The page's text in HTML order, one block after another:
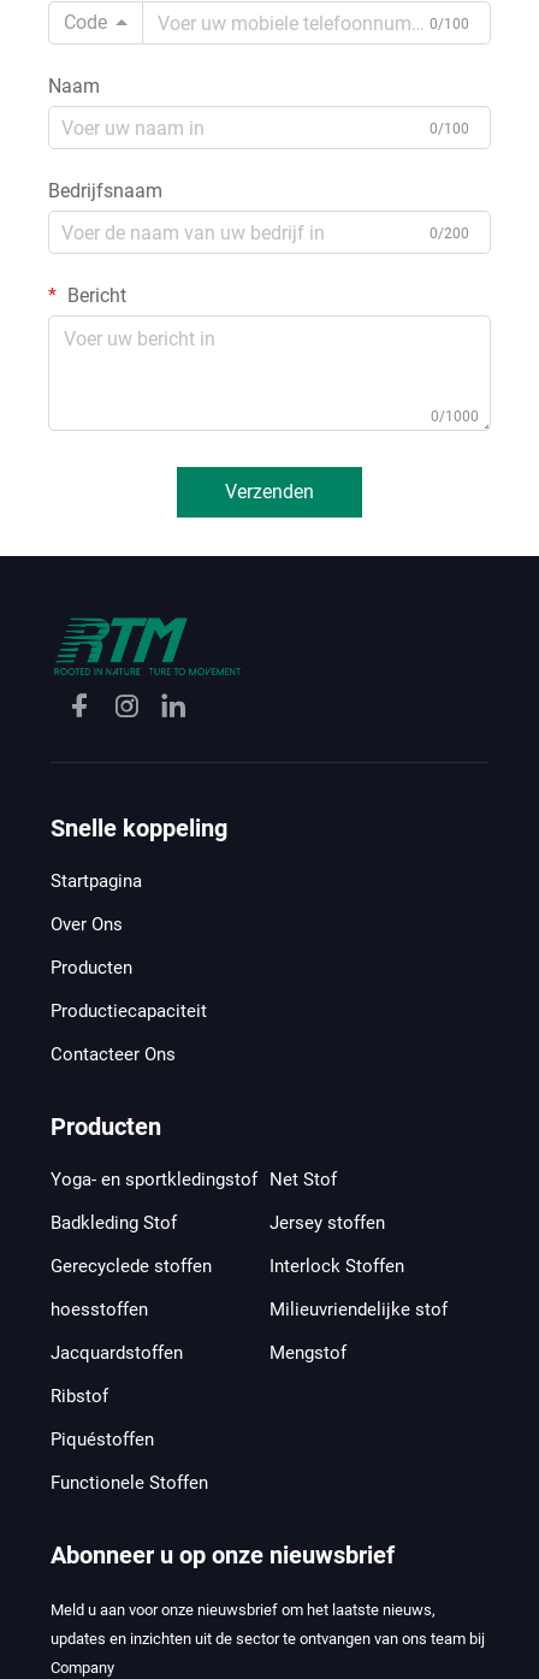
Code
0/100
Naam
0/100
Bedrijfsnaam
0/200
Bericht
0/1000
Verzenden
Snelle koppeling
Startpagina
Over Ons
Producten
Productiecapaciteit
Contacteer Ons
Producten
Yoga- en sportkledingstof
Badkleding Stof
Gerecyclede stoffen
hoesstoffen
Net Stof
Jersey stoffen
Interlock Stoffen
Milieuvriendelijke stof
Jacquardstoffen
Ribstof
Piquéstoffen
Functionele Stoffen
Mengstof
Abonneer u op onze nieuwsbrief
Meld u aan voor onze nieuwsbrief om het laatste nieuws,
updates en inzichten uit de sector te ontvangen van ons team bij
Company